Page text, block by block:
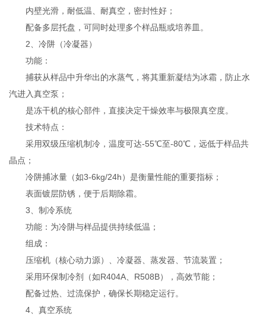
内壁光滑，耐低温、耐真空，密封性好；
配备多层托盘，可同时处理多个样品瓶或培养皿。
2、冷阱（冷凝器）
功能：
捕获从样品中升华出的水蒸气，将其重新凝结为冰霜，防止水
汽进入真空泵；
是冻干机的核心部件，直接决定干燥效率与极限真空度。
技术特点：
采用双级压缩机制冷，温度可达-55℃至-80℃，远低于样品共
晶点；
冷阱捕冰量（如3-6kg/24h）是衡量性能的重要指标；
表面镀层防锈，便于后期除霜。
3、制冷系统
功能：为冷阱与样品提供持续低温；
组成：
压缩机（核心动力源）、冷凝器、蒸发器、节流装置；
采用环保制冷剂（如R404A、R508B），高效节能；
配备过热、过流保护，确保长期稳定运行。
4、真空系统